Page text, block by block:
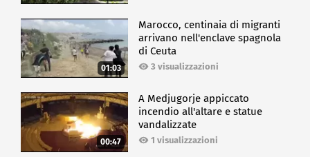
01:03
Marocco, centinaia di migranti
arrivano nell'enclave spagnola
di Ceuta
3 visualizzazioni
00:47
A Medjugorje appiccato
incendio all'altare e statue
vandalizzate
1 visualizzazioni